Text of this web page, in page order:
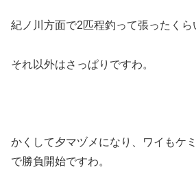
紀ノ川方面で2匹程釣って張ったくら
それ以外はさっぱりですわ。
かくして夕マヅメになり、ワイもケ
で勝負開始ですわ。